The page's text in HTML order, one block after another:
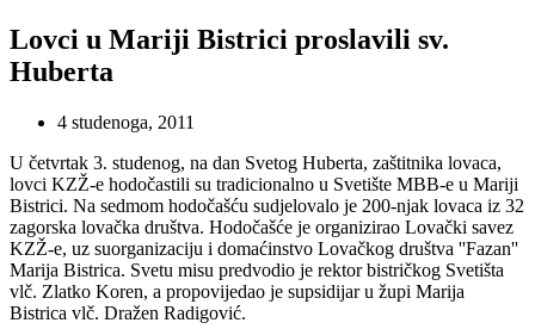
Lovci u Mariji Bistrici proslavili sv.
Huberta
4 studenoga, 2011
U četvrtak 3. studenog, na dan Svetog Huberta, zaštitnika lovaca,
lovci KZŽ-e hodočastili su tradicionalno u Svetište MBB-e u Mariji
Bistrici. Na sedmom hodočašću sudjelovalo je 200-njak lovaca iz 32
zagorska lovačka društva. Hodočašće je organizirao Lovački savez
KZŽ-e, uz suorganizaciju i domaćinstvo Lovačkog društva ''Fazan''
Marija Bistrica. Svetu misu predvodio je rektor bistričkog Svetišta
vlč. Zlatko Koren, a propovijedao je supsidijar u župi Marija
Bistrica vlč. Dražen Radigović.